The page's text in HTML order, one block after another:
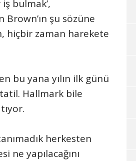
bulmak’,
Brown’ın şu sözüne
hiçbir zaman harekete
bu yana yılın ilk günü
Hallmark bile
herkesten
ne yapılacağını